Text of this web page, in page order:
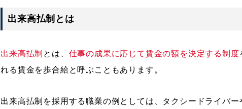
出来高払制とは
出来高払制 とは、 仕事の成果に応じて賃金の額を決定する制度
れる賃金を歩合給と呼ぶこともあります。
出来高払制を採用する職業の例としては、タクシードライバ